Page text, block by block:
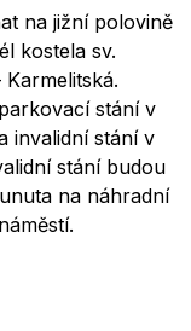
na jižní polovině
kostela sv.
stání v
invalidní stání v
stání budou
na náhradní